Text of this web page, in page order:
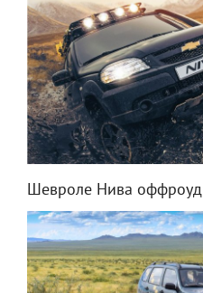
Шевроле Нива оффроуд